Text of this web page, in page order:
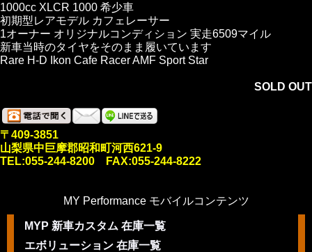
1000cc XLCR 1000 希少車
初期型レアモデル カフェレーサー
1オーナー オリジナルコンディション 実走6509マイル
新車当時のタイヤをそのまま履いています
Rare H-D Ikon Cafe Racer AMF Sport Star
SOLD OUT
〒409-3851
山梨県中巨摩郡昭和町河西621-9
TEL:055-244-8200 FAX:055-244-8222
MY Performance モバイルコンテンツ
MYP 新車カスタム 在庫一覧
エボリューション 在庫一覧